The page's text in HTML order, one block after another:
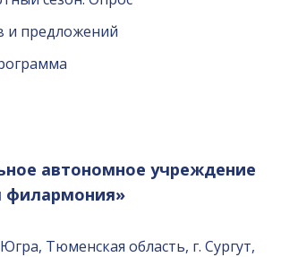
и предложений
автономное учреждение
филармония»
Тюменская область, г. Сургут,